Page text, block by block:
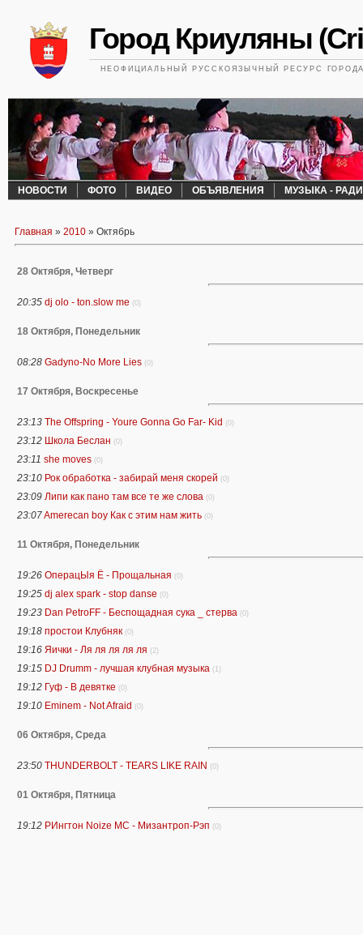
Город Криуляны
НЕОФИЦИАЛЬНЫЙ РУССКОЯЗЫЧНЫЙ РЕСУРС
НОВОСТИ ФОТО ВИДЕО ОБЪЯВЛЕНИЯ МУЗЫКА -
Главная » 2010 » Октябрь
28 Октября, Четверг
20:35 dj olo - ton.slow me (0)
18 Октября, Понедельник
08:28 Gadyno-No More Lies (0)
17 Октября, Воскресенье
23:13 The Offspring - Youre Gonna Go Far- Kid (0)
23:12 Школа Беслан (0)
23:11 she moves (0)
23:10 Рок обработка - забирай меня скорей (0)
23:09 Липи как пано там все те же слова (0)
23:07Amerecan boy Как с этим нам жить (0)
11 Октября, Понедельник
19:26 ОперацЫя Ё - Прощальная (0)
19:25 dj alex spark - stop danse (0)
19:23 Dan PetroFF - Беспощадная сука _ стерва (0)
19:18 простои Клубняк (0)
19:16 Яички - Ля ля ля ля ля (2)
19:15 DJ Drumm - лучшая клубная музыка (1)
19:12 Гуф - В девятке (0)
19:10 Eminem - Not Afraid (0)
06 Октября, Среда
23:50 THUNDERBOLT - TEARS LIKE RAIN (0)
01 Октября, Пятница
19:12 РИнгтон Noize MC - Мизантроп-Рэп (0)